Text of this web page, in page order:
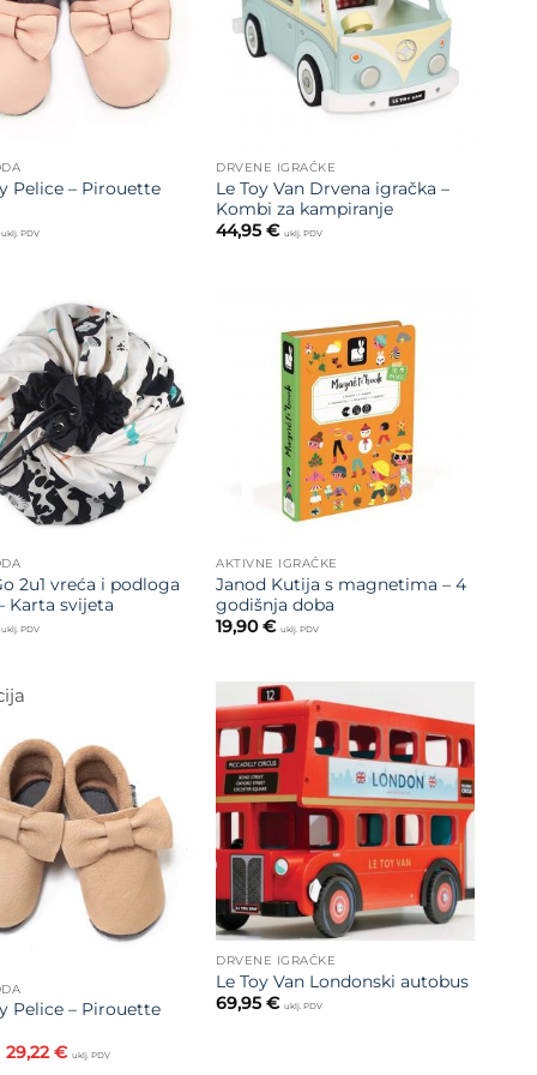
Pelice – Pirouette
uklj. PDV
DRVENE IGRAČKE
Le Toy Van Drvena igračka –
Kombi za kampiranje
44,95€ uklj. PDV
Dodajte
na listu
želja
2u1 vreća i podloga
Karta svijeta
uklj. PDV
Dodajte
na listu
AKTIVNE IGRAČKE
Janod Kutija s magnetima – 4
godišnja doba
19,90€ uklj. PDV
Dodajte
na listu
želja
Pelice – Pirouette
Izvorna
cijena
29,22 €Trenutna
cijena
uklj. PDV
Dodajte
na listu
želja
DRVENE IGRAČKE
Le Toy Van Londonski autobus
69,95€ uklj. PDV